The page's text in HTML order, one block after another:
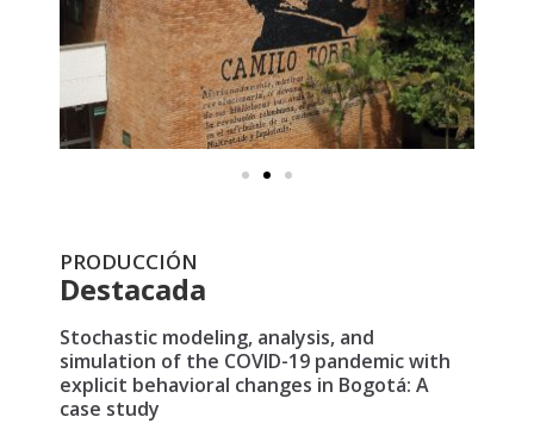
PRODUCCIÓN
Destacada
Stochastic modeling, analysis, and
simulation of the COVID-19 pandemic with
explicit behavioral changes in Bogotá: A
case study